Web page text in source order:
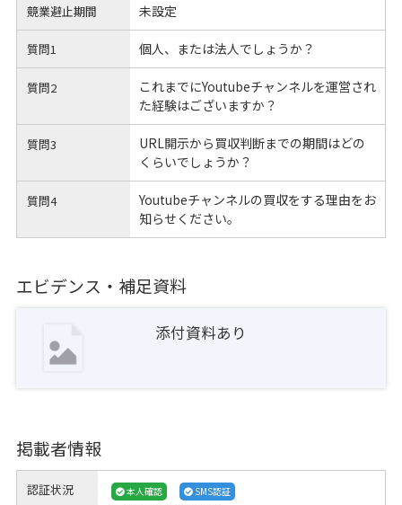
競業避止期間 未設定
質問1 個人、または法人でしょうか？
質問2
これまでにYoutubeチャンネルを運営され
た経験はございますか？
質問3
URL開示から買収判断までの期間はどの
くらいでしょうか？
質問4
Youtubeチャンネルの買収をする理由をお
知らせください。
エビデンス・補足資料
添付資料あり
掲載者情報
認証状況 本人確認
SMS認証